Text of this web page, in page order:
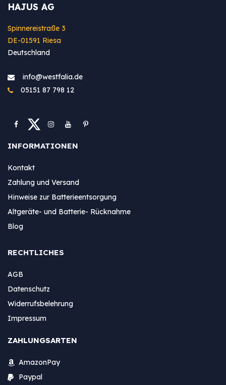
HAJUS AG
Spinnereistraße 3
DE-01591 Riesa
Deutschland
info@westfa​lia.de
05151 87 798 12
INFORMATIONEN
Kontakt
Zahlung und Versand
Hinweise zur Batterieentsorgung
Altgeräte- und Batterie- Rücknahme
Blog
RECHTLICHES
AGB
Datenschutz
Widerrufsbelehrung
Impressum
ZAHLUNGSARTEN
AmazonPay
Paypal